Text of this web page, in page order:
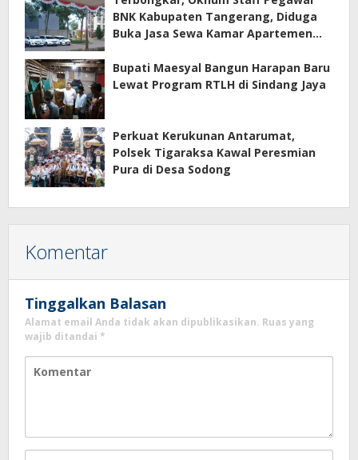
BNK Kabupaten Tangerang, Diduga
Buka Jasa Sewa Kamar Apartemen
Bupati Maesyal Bangun Harapan Baru
Lewat Program RTLH di Sindang Jaya
Perkuat Kerukunan Antarumat,
Polsek Tigaraksa Kawal Peresmian
Pura di Desa Sodong
Komentar
Tinggalkan Balasan
Alamat email Anda tidak akan dipublikasikan. Ruas yang
wajib ditandai *